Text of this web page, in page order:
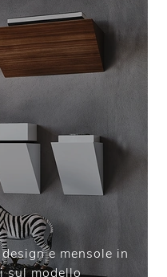
e mensole in
sul modello